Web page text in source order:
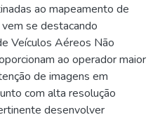
ao mapeamento de
se destacando
Veículos Aéreos Não
ao operador maior
de imagens em
com alta resolução
desenvolver